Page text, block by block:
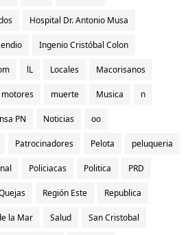
Hospital Dr. Antonio Musa
Ingenio Cristóbal Colon
lL Locales Macorisanos
motores muerte Musica n
PN Noticias oo
Patrocinadores Pelota peluqueria
Policiacas Politica PRD
Región Este Republica
la Mar Salud San Cristobal